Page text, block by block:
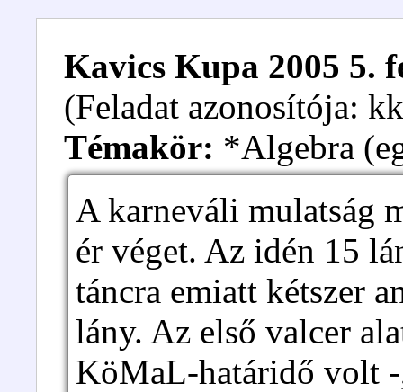
Kavics Kupa 2005 5.
(Feladat azonosítója:
Témakör: *Algebra
A karneváli mulatság
ér véget. Az idén 15
táncra emiatt kétszer
lány. Az első valcer
KöMaL-határidő volt